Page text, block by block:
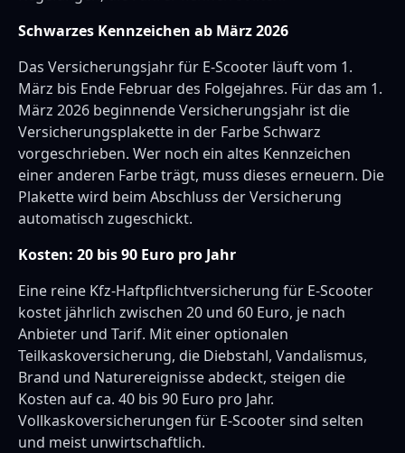
Schwarzes Kennzeichen ab März 2026
Das Versicherungsjahr für E-Scooter läuft vom 1.
März bis Ende Februar des Folgejahres. Für das am 1.
März 2026 beginnende Versicherungsjahr ist die
Versicherungsplakette in der Farbe Schwarz
vorgeschrieben. Wer noch ein altes Kennzeichen
einer anderen Farbe trägt, muss dieses erneuern. Die
Plakette wird beim Abschluss der Versicherung
automatisch zugeschickt.
Kosten: 20 bis 90 Euro pro Jahr
Eine reine Kfz-Haftpflichtversicherung für E-Scooter
kostet jährlich zwischen 20 und 60 Euro, je nach
Anbieter und Tarif. Mit einer optionalen
Teilkaskoversicherung, die Diebstahl, Vandalismus,
Brand und Naturereignisse abdeckt, steigen die
Kosten auf ca. 40 bis 90 Euro pro Jahr.
Vollkaskoversicherungen für E-Scooter sind selten
und meist unwirtschaftlich.